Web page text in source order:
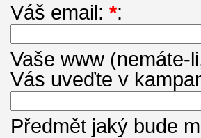
Váš email: *:
Vaše www (nemáte-
Vás uveďte v
Předmět jaký bude